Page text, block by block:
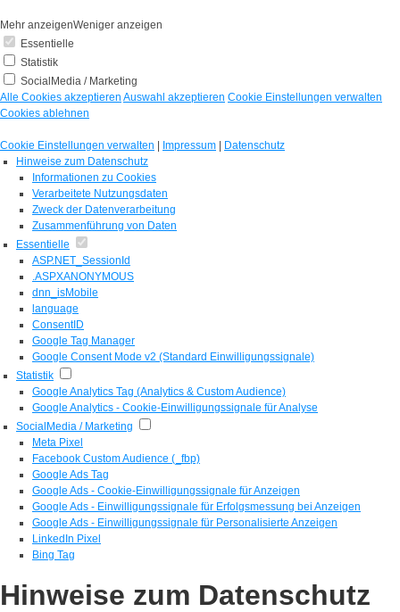
Mehr anzeigenWeniger anzeigen
Essentielle
Statistik
SocialMedia / Marketing
Alle Cookies akzeptieren Auswahl akzeptieren Cookie Einstellungen verwalten
Cookies ablehnen
Cookie Einstellungen verwalten | Impressum | Datenschutz
Hinweise zum Datenschutz
Informationen zu Cookies
Verarbeitete Nutzungsdaten
Zweck der Datenverarbeitung
Zusammenführung von Daten
Essentielle
ASP.NET_SessionId
.ASPXANONYMOUS
dnn_isMobile
language
ConsentID
Google Tag Manager
Google Consent Mode v2 (Standard Einwilligungssignale)
Statistik
Google Analytics Tag (Analytics & Custom Audience)
Google Analytics - Cookie-Einwilligungssignale für Analyse
SocialMedia / Marketing
Meta Pixel
Facebook Custom Audience (_fbp)
Google Ads Tag
Google Ads - Cookie-Einwilligungssignale für Anzeigen
Google Ads - Einwilligungssignale für Erfolgsmessung bei Anzeigen
Google Ads - Einwilligungssignale für Personalisierte Anzeigen
LinkedIn Pixel
Bing Tag
Hinweise zum Datenschutz